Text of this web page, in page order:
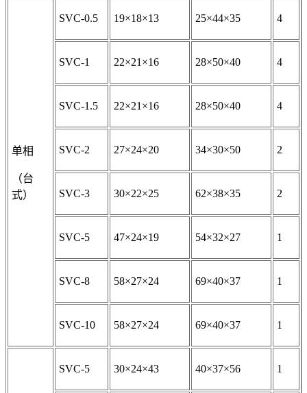
单相
（台
式）
SVC-0.5 19×18×13 25×44×35 4
SVC-1 22×21×16 28×50×40 4
SVC-1.5 22×21×16 28×50×40 4
SVC-2 27×24×20 34×30×50 2
SVC-3 30×22×25 62×38×35 2
SVC-5 47×24×19 54×32×27 1
SVC-8 58×27×24 69×40×37 1
SVC-10 58×27×24 69×40×37 1
SVC-5 30×24×43 40×37×56 1